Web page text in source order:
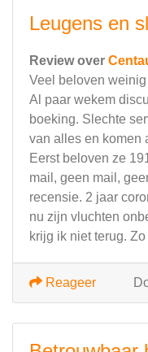
Leugens en
Review over
Veel beloven
Al paar wekem
boeking. Slechte
van alles en komen
Eerst beloven ze
mail, geen mail,
recensie. 2 jaar
nu zijn vluchten
krijg ik niet terug.
Reageer